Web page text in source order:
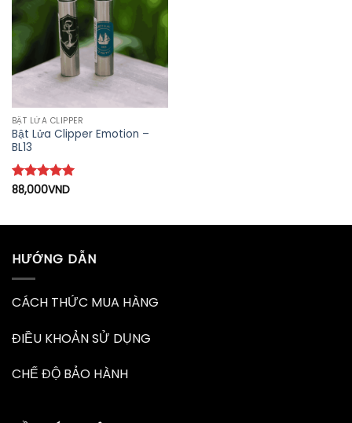
BẬT LỬA CLIPPER
Bật Lửa Clipper Emotion –
BL13
Được xếp
88,000VND
HƯỚNG DẪN
CÁCH THỨC MUA HÀNG
ĐIỀU KHOẢN SỬ DỤNG
CHẾ ĐỘ BẢO HÀNH